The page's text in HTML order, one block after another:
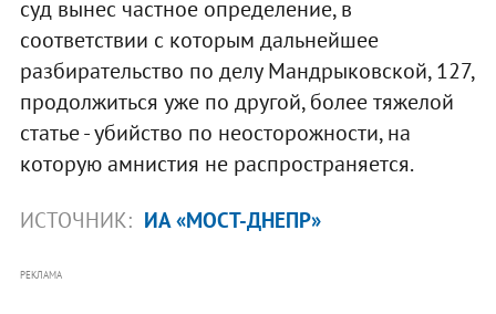
суд вынес частное определение, в
соответствии с которым дальнейшее
разбирательство по делу Мандрыковской, 127,
продолжиться уже по другой, более тяжелой
статье - убийство по неосторожности, на
которую амнистия не распространяется.
ИСТОЧНИК: ИА «МОСТ-ДНЕПР»
РЕКЛАМА